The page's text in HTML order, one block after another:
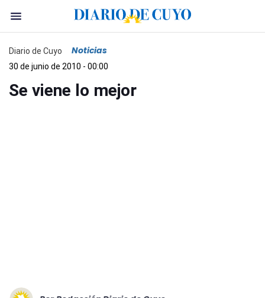
Diario de Cuyo Noticias
30 de junio de 2010 - 00:00
Se viene lo mejor